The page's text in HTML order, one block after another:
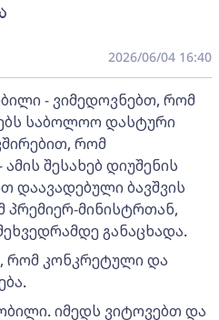
2026/06/04 16:40
- ვიმედოვნებთ, რომ
საბოლოო დასტური
რომ
შესახებ დიუშენის
დაავადებული ბავშვის
მინისტრთან,
განაცხადა.
რომ კონკრეტული და
იმედს ვიტოვებთ და